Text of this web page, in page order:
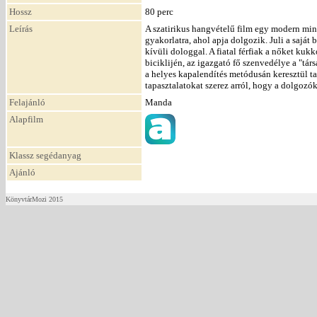
Hossz
80 perc
Leírás
A szatirikus hangvételű film egy modern
gyakorlatra, ahol apja dolgozik. Juli a saját
kívüli dologgal. A fiatal férfiak a nőket
biciklijén, az igazgató fő szenvedélye a
a helyes kapalendítés metódusán keresztül
tapasztalatokat szerez arról, hogy a
Felajánló
Manda
Alapfilm
Klassz segédanyag
Ajánló
KönyvtárMozi 2015